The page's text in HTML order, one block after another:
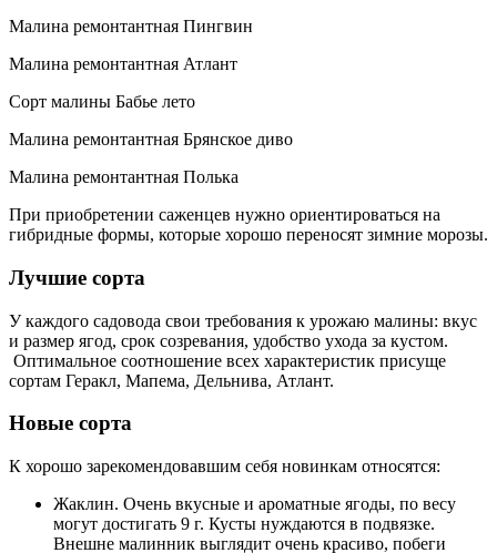
Малина ремонтантная Пингвин
Малина ремонтантная Атлант
Сорт малины Бабье лето
Малина ремонтантная Брянское диво
Малина ремонтантная Полька
При приобретении саженцев нужно ориентироваться на
гибридные формы, которые хорошо переносят зимние морозы.
Лучшие сорта
У каждого садовода свои требования к урожаю малины: вкус
и размер ягод, срок созревания, удобство ухода за кустом.
Оптимальное соотношение всех характеристик присуще
сортам Геракл, Мапема, Дельнива, Атлант.
Новые сорта
К хорошо зарекомендовавшим себя новинкам относятся:
Жаклин. Очень вкусные и ароматные ягоды, по весу
могут достигать 9 г. Кусты нуждаются в подвязке.
Внешне малинник выглядит очень красиво, побеги